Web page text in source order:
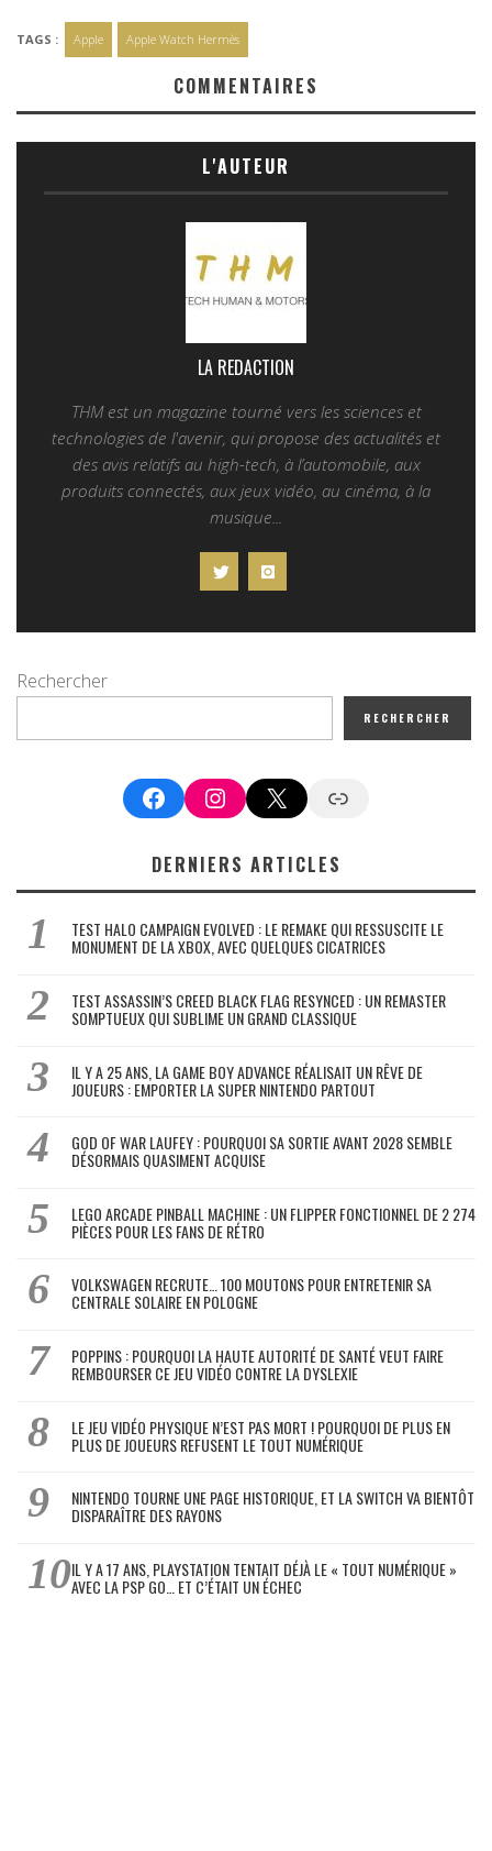
TAGS : Apple Apple Watch Hermès
COMMENTAIRES
L'AUTEUR
LA REDACTION
THM est un magazine tourné vers les sciences et
technologies de l'avenir, qui propose des actualités et
des avis relatifs au high-tech, à l’automobile, aux
produits connectés, aux jeux vidéo, au cinéma, à la
musique...
Rechercher
RECHERCHER
FacebookInstagram
X Google News
DERNIERS ARTICLES
TEST HALO CAMPAIGN EVOLVED : LE REMAKE QUI RESSUSCITE LE
MONUMENT DE LA XBOX, AVEC QUELQUES CICATRICES
TEST ASSASSIN’S CREED BLACK FLAG RESYNCED : UN REMASTER
SOMPTUEUX QUI SUBLIME UN GRAND CLASSIQUE
IL Y A 25 ANS, LA GAME BOY ADVANCE RÉALISAIT UN RÊVE DE
JOUEURS : EMPORTER LA SUPER NINTENDO PARTOUT
GOD OF WAR LAUFEY : POURQUOI SA SORTIE AVANT 2028 SEMBLE
DÉSORMAIS QUASIMENT ACQUISE
LEGO ARCADE PINBALL MACHINE : UN FLIPPER FONCTIONNEL DE 2 274
PIÈCES POUR LES FANS DE RÉTRO
VOLKSWAGEN RECRUTE… 100 MOUTONS POUR ENTRETENIR SA
CENTRALE SOLAIRE EN POLOGNE
POPPINS : POURQUOI LA HAUTE AUTORITÉ DE SANTÉ VEUT FAIRE
REMBOURSER CE JEU VIDÉO CONTRE LA DYSLEXIE
LE JEU VIDÉO PHYSIQUE N’EST PAS MORT ! POURQUOI DE PLUS EN
PLUS DE JOUEURS REFUSENT LE TOUT NUMÉRIQUE
NINTENDO TOURNE UNE PAGE HISTORIQUE, ET LA SWITCH VA BIENTÔT
DISPARAÎTRE DES RAYONS
IL Y A 17 ANS, PLAYSTATION TENTAIT DÉJÀ LE « TOUT NUMÉRIQUE »
AVEC LA PSP GO… ET C’ÉTAIT UN ÉCHEC